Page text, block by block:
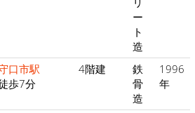
ー
ト
造
口市駅
歩7分
4階建
鉄
骨
造
1996
年